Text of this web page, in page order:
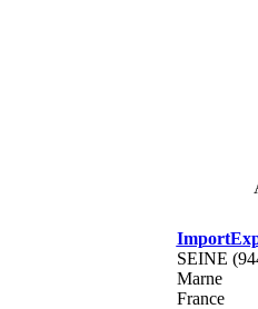
SEINE
Marne
France